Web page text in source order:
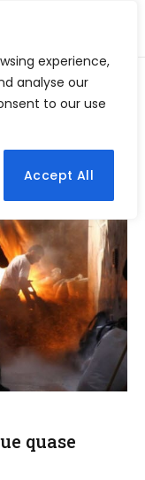
experience,
analyse our
to our use
Accept All
quase